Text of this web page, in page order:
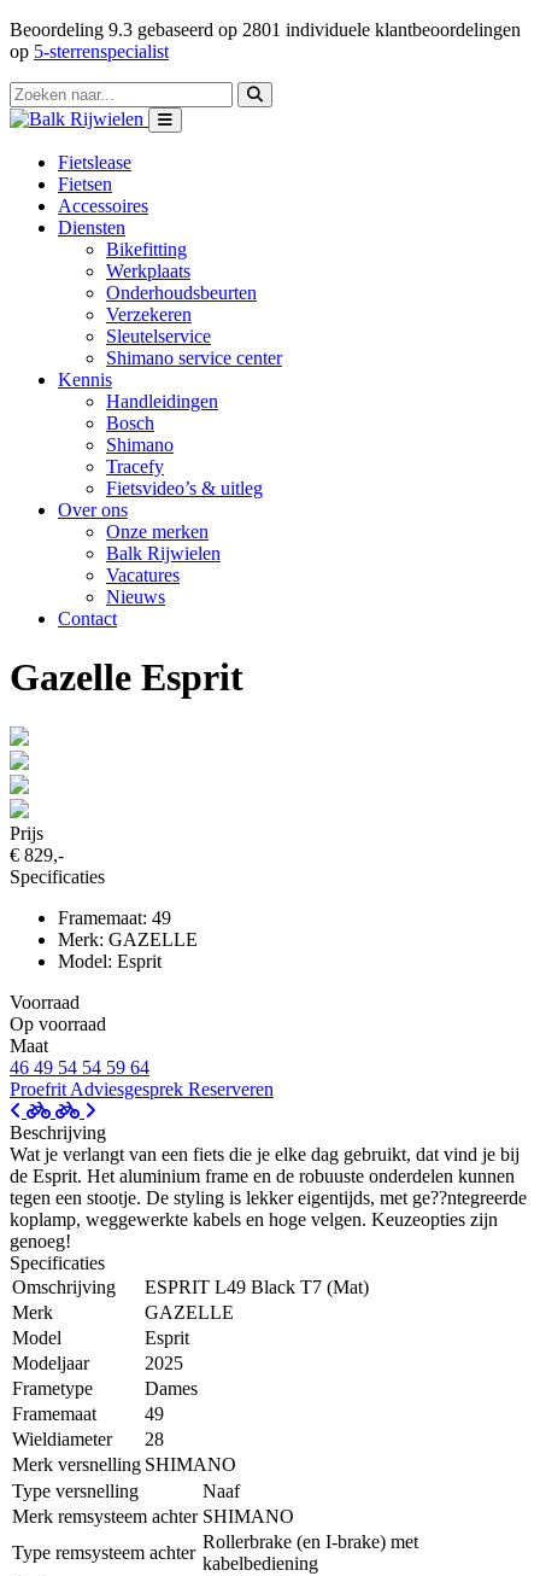
Beoordeling 9.3 gebaseerd op 2801 individuele klantbeoordelingen
op 5-sterrenspecialist
Fietslease
Fietsen
Accessoires
Diensten
Bikefitting
Werkplaats
Onderhoudsbeurten
Verzekeren
Sleutelservice
Shimano service center
Kennis
Handleidingen
Bosch
Shimano
Tracefy
Fietsvideo’s & uitleg
Over ons
Onze merken
Balk Rijwielen
Vacatures
Nieuws
Contact
Gazelle Esprit
Prijs
€ 829,-
Specificaties
Framemaat: 49
Merk: GAZELLE
Model: Esprit
Voorraad
Op voorraad
Maat
46 49 54 54 59 64
Proefrit Adviesgesprek Reserveren
Beschrijving
Wat je verlangt van een fiets die je elke dag gebruikt, dat vind je bij
de Esprit. Het aluminium frame en de robuuste onderdelen kunnen
tegen een stootje. De styling is lekker eigentijds, met ge??ntegreerde
koplamp, weggewerkte kabels en hoge velgen. Keuzeopties zijn
genoeg!
Specificaties
Omschrijving
ESPRIT L49 Black T7 (Mat)
Merk
GAZELLE
Model
Esprit
Modeljaar
2025
Frametype
Dames
Framemaat
49
Wieldiameter
28
Merk versnelling SHIMANO
Type versnelling
Naaf
Merk remsysteem achter SHIMANO
Type remsysteem achter
Rollerbrake (en I-brake) met
kabelbediening